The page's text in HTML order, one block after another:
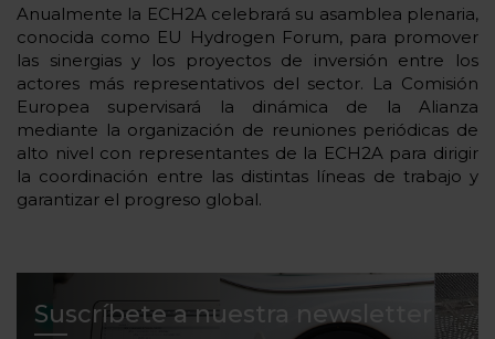
Anualmente la ECH2A celebrará su asamblea plenaria,
conocida como EU Hydrogen Forum, para promover
las sinergias y los proyectos de inversión entre los
actores más representativos del sector. La Comisión
Europea supervisará la dinámica de la Alianza
mediante la organización de reuniones periódicas de
alto nivel con representantes de la ECH2A para dirigir
la coordinación entre las distintas líneas de trabajo y
garantizar el progreso global.
Suscríbete a nuestra newsletter